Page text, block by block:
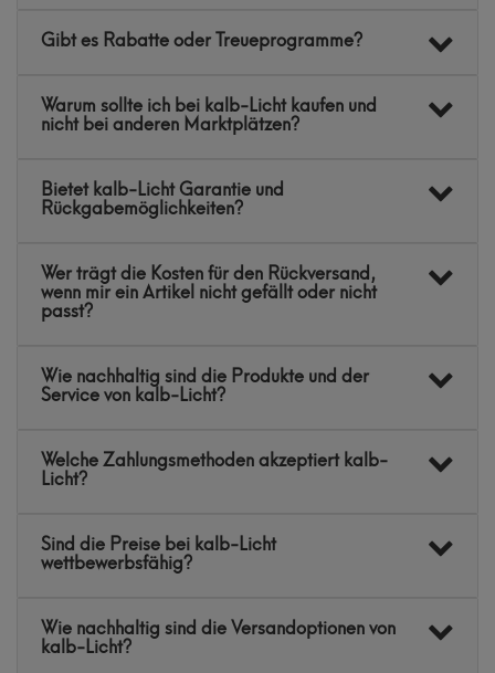
Gibt es Rabatte oder Treueprogramme?
Warum sollte ich bei kalb-Licht kaufen und
nicht bei anderen Marktplätzen?
Bietet kalb-Licht Garantie und
Rückgabemöglichkeiten?
Wer trägt die Kosten für den Rückversand,
wenn mir ein Artikel nicht gefällt oder nicht
passt?
Wie nachhaltig sind die Produkte und der
Service von kalb-Licht?
Welche Zahlungsmethoden akzeptiert kalb-
Licht?
Sind die Preise bei kalb-Licht
wettbewerbsfähig?
Wie nachhaltig sind die Versandoptionen von
kalb-Licht?